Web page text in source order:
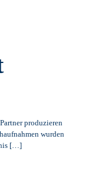
produzieren
wurden
[…]